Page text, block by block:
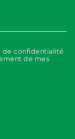
de confidentialité
de mes